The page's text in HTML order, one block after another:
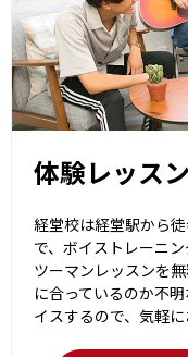
体験レッス
経堂校は経堂駅から
で、ボイストレーニ
ツーマンレッスンを
に合っているのか不
イスするので、気軽